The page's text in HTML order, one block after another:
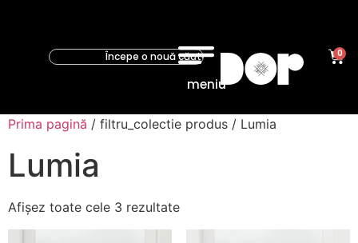
meniu
0
Prima pagină / filtru_colectie produs / Lumia
Lumia
Afișez toate cele 3 rezultate